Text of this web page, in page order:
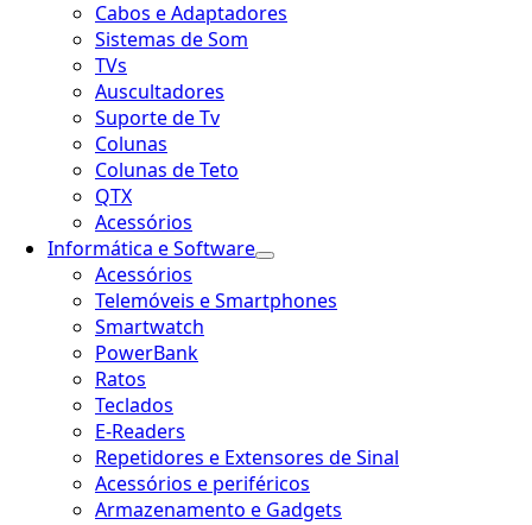
Cabos e Adaptadores
Sistemas de Som
TVs
Auscultadores
Suporte de Tv
Colunas
Colunas de Teto
QTX
Acessórios
Informática e Software
Acessórios
Telemóveis e Smartphones
Smartwatch
PowerBank
Ratos
Teclados
E-Readers
Repetidores e Extensores de Sinal
Acessórios e periféricos
Armazenamento e Gadgets